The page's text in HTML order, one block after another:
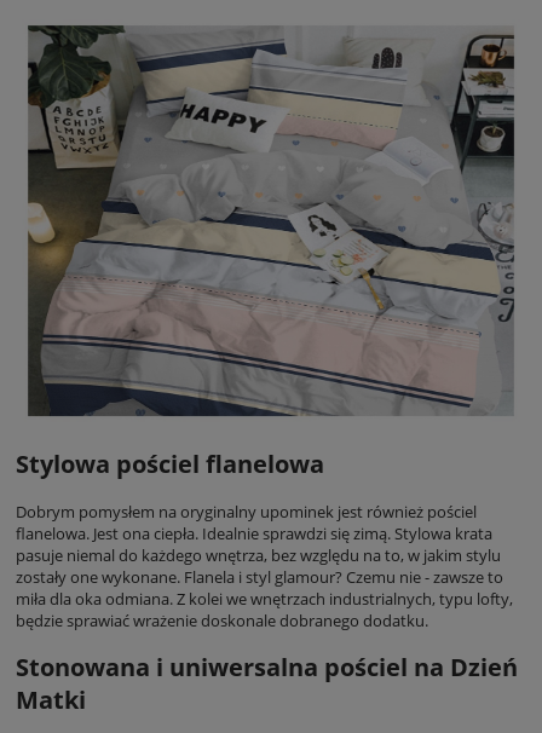
Stylowa pościel flanelowa
Dobrym pomysłem na oryginalny upominek jest również pościel
flanelowa. Jest ona ciepła. Idealnie sprawdzi się zimą. Stylowa krata
pasuje niemal do każdego wnętrza, bez względu na to, w jakim stylu
zostały one wykonane. Flanela i styl glamour? Czemu nie - zawsze to
miła dla oka odmiana. Z kolei we wnętrzach industrialnych, typu lofty,
będzie sprawiać wrażenie doskonale dobranego dodatku.
Stonowana i uniwersalna pościel na Dzień
Matki